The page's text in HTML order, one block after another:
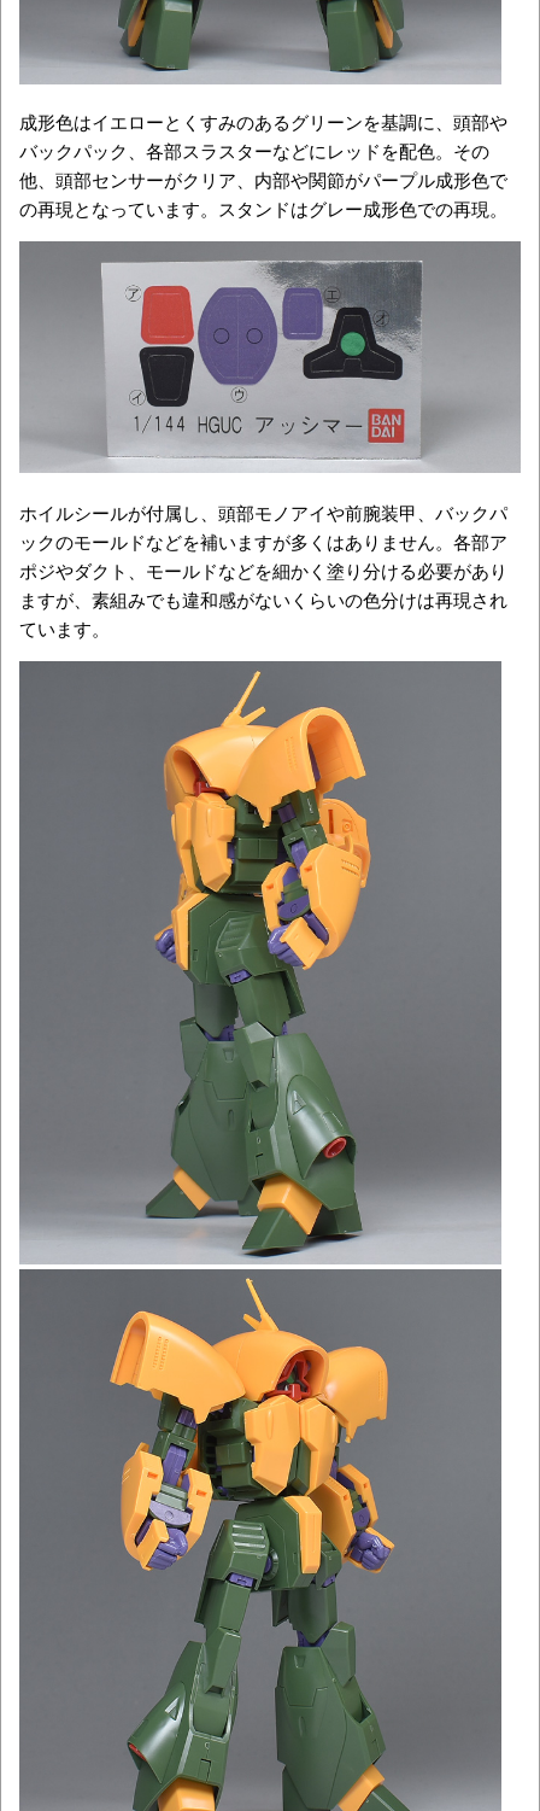
成形色はイエローとくすみのあるグリーンを基調に、頭部や
バックパック、各部スラスターなどにレッドを配色。その
他、頭部センサーがクリア、内部や関節がパープル成形色で
の再現となっています。スタンドはグレー成形色での再現。
ホイルシールが付属し、頭部モノアイや前腕装甲、バックパ
ックのモールドなどを補いますが多くはありません。各部ア
ポジやダクト、モールドなどを細かく塗り分ける必要があり
ますが、素組みでも違和感がないくらいの色分けは再現され
ています。